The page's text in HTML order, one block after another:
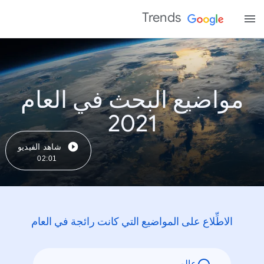
Trends
مواضيع البحث في العام
2021
شاهد الفيديو
02:01
الاطِّلاع على المواضيع التي كانت رائجة في العام